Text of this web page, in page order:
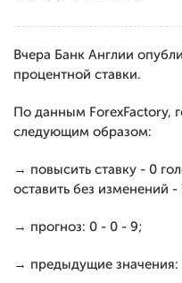
Вчера Банк Англии
процентной ставки.
По данным ForexFactory,
следующим образом:
→ повысить ставку - 0
оставить без изменений -
→ прогноз: 0 - 0 - 9;
→ предыдущие значения: